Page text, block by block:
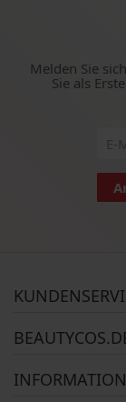
Melden Sie
Sie als